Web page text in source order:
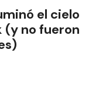
el cielo
(y no fueron